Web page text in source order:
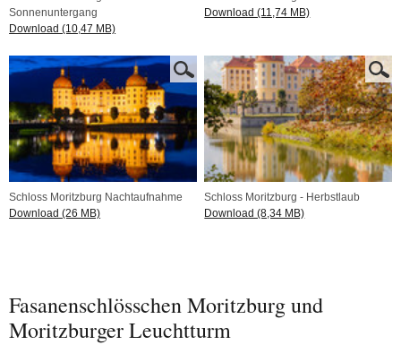
Sonnenuntergang
Download (10,47 MB)
Download (11,74 MB)
Schloss Moritzburg Nachtaufnahme
Download (26 MB)
Schloss Moritzburg - Herbstlaub
Download (8,34 MB)
Fasanenschlösschen Moritzburg und
Moritzburger Leuchtturm